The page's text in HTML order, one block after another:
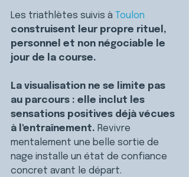
Les triathlètes suivis à Toulon
construisent leur propre rituel,
personnel et non négociable le
jour de la course.
La visualisation ne se limite pas
au parcours : elle inclut les
sensations positives déjà vécues
à l'entraînement. Revivre
mentalement une belle sortie de
nage installe un état de confiance
concret avant le départ.